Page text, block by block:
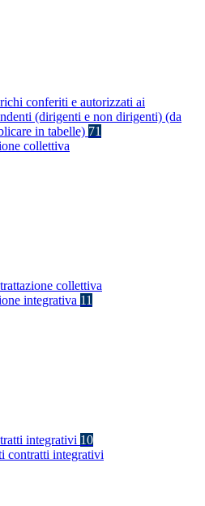
conferiti e autorizzati ai
(dirigenti e non dirigenti) (da
in tabelle) 71
collettiva
collettiva
integrativa 11
integrativi 10
contratti integrativi